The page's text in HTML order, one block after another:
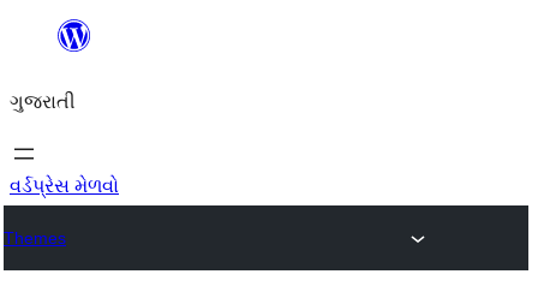
કંટેન્ટ(લખાણ)
જાઓ
ગુજરાતી
વર્ડપ્રેસ મેળવો
Themes